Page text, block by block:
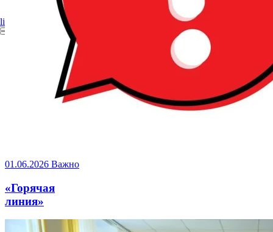
licey_82@mail.ru
Сведения об образовательной организации
01.06.2026 Важно
«Горячая
линия»